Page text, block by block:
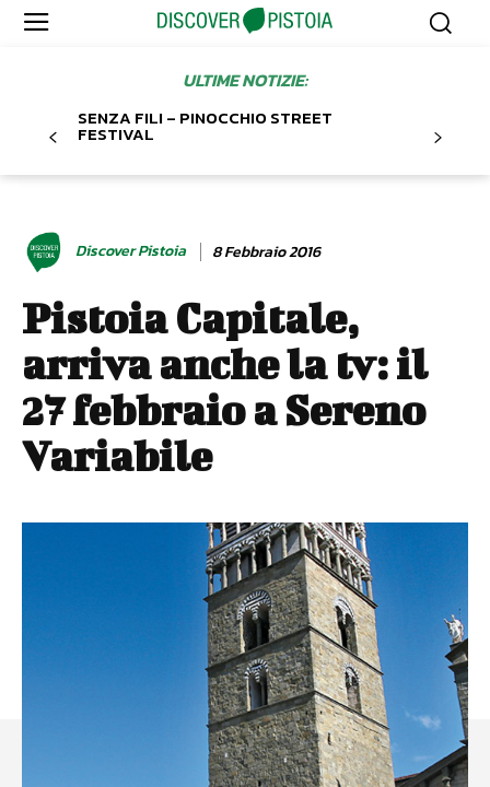
ULTIME NOTIZIE:
SENZA FILI – PINOCCHIO STREET
FESTIVAL
Discover Pistoia 8 Febbraio 2016
Pistoia Capitale,
arriva anche la tv: il
27 febbraio a Sereno
Variabile